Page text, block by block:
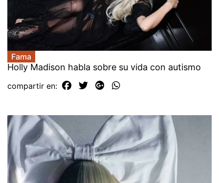
Fama
Holly Madison habla sobre su vida con autismo
compartir en: